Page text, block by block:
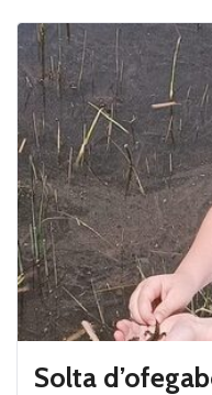
Solta